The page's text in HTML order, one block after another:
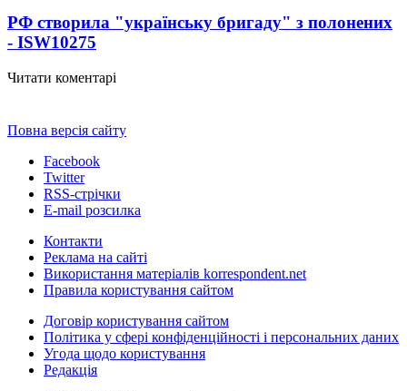
РФ створила "українську бригаду" з полонених
- ISW10275
Читати коментарі
Повна версія сайту
Facebook
Twitter
RSS-стрічки
E-mail розсилка
Контакти
Реклама на сайті
Використання матеріалів korrespondent.net
Правила користування сайтом
Договір користування сайтом
Політика у сфері конфіденційності і персональних даних
Угода щодо користування
Редакція